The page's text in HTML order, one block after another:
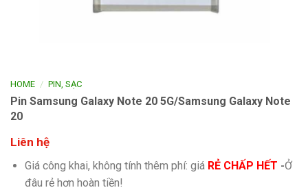
HOME / PIN, SẠC
Pin Samsung Galaxy Note 20 5G/Samsung Galaxy Note
20
Liên hệ
Giá công khai, không tính thêm phí: giá RẺ CHẤP HẾT -Ở
đâu rẻ hơn hoàn tiền!